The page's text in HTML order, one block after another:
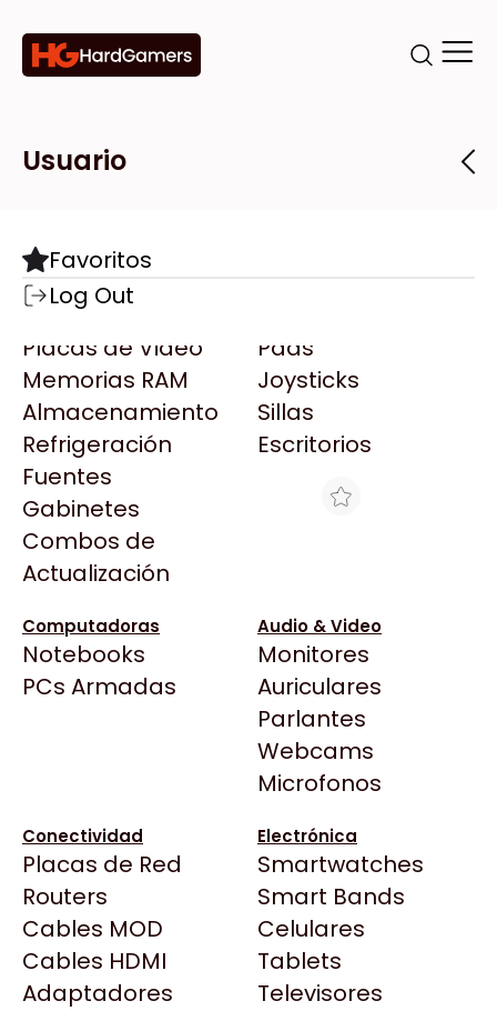
Categorías
Componentes
Motherboards
Microprocesadores
Placas de Video
Memorias RAM
Almacenamiento
Refrigeración
Fuentes
Gabinetes
Combos de
Actualización
Pads
Joysticks
Sillas
Escritorios
Computadoras
Notebooks
PCs Armadas
Audio & Video
Monitores
Auriculares
Parlantes
Webcams
Microfonos
Conectividad
Placas de Red
Routers
Cables MOD
Cables HDMI
Adaptadores
Electrónica
Smartwatches
Smart Bands
Celulares
Tablets
Televisores
Marcas
Todas las Marcas
AMD
AULA
Acer
Adata
AeroCool
Antec
Arkham
Asrock
BenQ
CX
Cooler Master
Deepcool
Dell
EVGA
Gamemax
Genesis
Genius
Tiendas
Destacadas
Todas las Tiendas
Click Gaming
Compufan Store
Dinobyte
Full H4rd
Gaming City
Gezatek
Usuario
Favoritos
Log Out
HP DLT IIIXT 30/60GB C5141A
Ver producto en la página de Max Tecno